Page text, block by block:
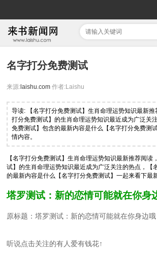
名字打分免费测试
来源: laishu.com 作者:Laishu
导读: 【名字打分免费测试】生肖命理运势知识最新
打分免费测试】的生肖命理运势知识最近成为广泛关
免费测试】包含的最新内容是什么【名字打分免费测
情内容。
【名字打分免费测试】生肖命理运势知识最新推荐阅读
试】的生肖命理运势知识最近成为广泛关注的热点，【
的最新内容是什么【名字打分免费测试】一起来看下最
塔罗测试：新的恋情可能就在你身
原标题：塔罗测试：新的恋情可能就在你身边哦
听说点击关注的有人爱有钱花↑